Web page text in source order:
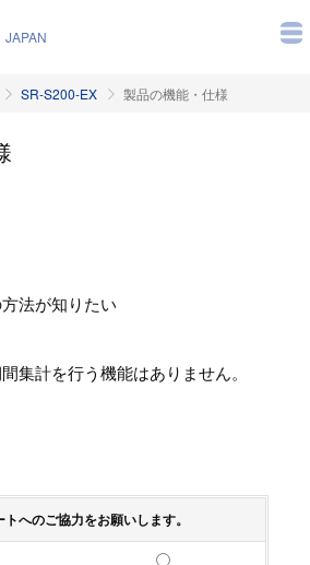
JAPAN
SR-S200-EX 製品の機能・仕様
法が知りたい
集計を行う機能はありません。
トへのご協力をお願いします。